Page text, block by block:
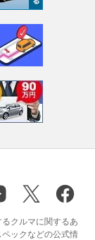
クルマに関するあ
ックなどの公式情